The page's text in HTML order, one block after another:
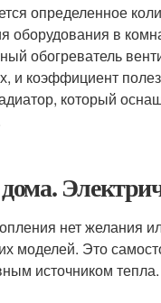
определенное
в
обогреватель
и коэффициент
который
нет желания
моделей. Это
источником